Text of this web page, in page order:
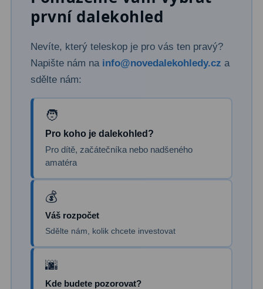
Pro děti 5
Hobby4
Školní a studentské
Laboratorní33
Kapesní10
Digitální10
Příslušenství mikroskopů
Kamery3
Preparáty2
Sklíčka8
první dalekohled
Nevíte, který teleskop je pro vás ten pravý?
Napište nám na info@novedalekohledy.cz a
sdělte nám:
Pro koho je dalekohled?
Pro dítě, začátečníka nebo nadšeného
amatéra
Váš rozpočet
Sdělte nám, kolik chcete investovat
Kde budete pozorovat?